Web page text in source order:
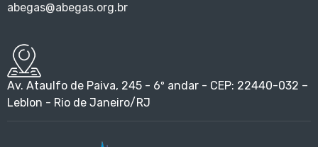
abegas@abegas.org.br
Av. Ataulfo de Paiva, 245 - 6º andar - CEP: 22440-032 –
Leblon - Rio de Janeiro/RJ